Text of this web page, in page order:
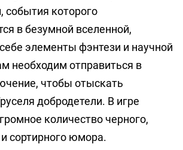
события которого
в безумной вселенной,
элементы фэнтези и научной
необходим отправиться в
чтобы отыскать
добродетели. В игре
количество черного,
сортирного юмора.